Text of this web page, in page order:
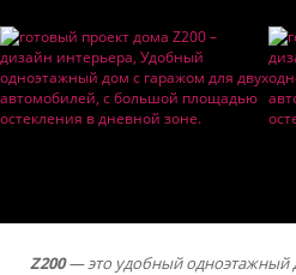
Z200—это удобный одноэтажный